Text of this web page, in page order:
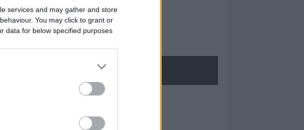
services and may gather and store
You may click to grant or
data for below specified purposes
Consiglio
del
è
NECROLOGIE